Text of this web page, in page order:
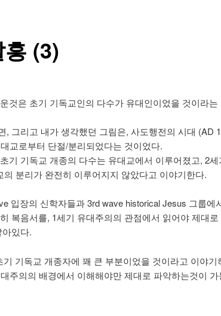
(3)
것은 초기 기독교인의 다수가 유대인이었을 것이라는
, 그리고 내가 생각했던 그림은, 사도행전의 시대 (AD
교로부터 단절/분리되었다는 것이었다.
기 기독교 개종의 다수는 유대교에서 이루어졌고, 2
분리가 완전히 이루어지지 않았다고 이야기한다.
입장의 신학자들과 3rd wave historical Jesus 그룹에
복음서를, 1세기 유대주의의 관점에서 읽어야 제대로
있다.
기독교 개종자에 꽤 큰 부분이었을 것이라고 이야기
주의의 배경에서 이해해야만 제대로 파악하는것이 가